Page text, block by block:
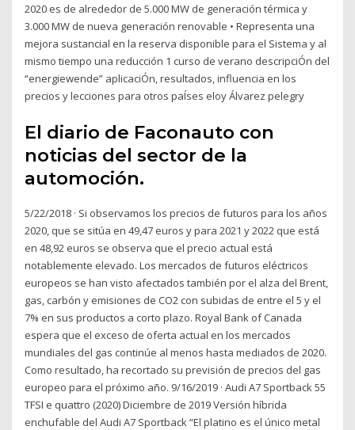
2020 es de alrededor de 5.000 MW de generación térmica y
3.000 MW de nueva generación renovable • Representa una
mejora sustancial en la reserva disponible para el Sistema y al
mismo tiempo una reducción 1 curso de verano descripciÓn del
“energiewende” aplicaciÓn, resultados, influencia en los
precios y lecciones para otros paÍses eloy Álvarez pelegry
El diario de Faconauto con
noticias del sector de la
automoción.
5/22/2018 · Si observamos los precios de futuros para los años
2020, que se sitúa en 49,47 euros y para 2021 y 2022 que está
en 48,92 euros se observa que el precio actual está
notablemente elevado. Los mercados de futuros eléctricos
europeos se han visto afectados también por el alza del Brent,
gas, carbón y emisiones de CO2 con subidas de entre el 5 y el
7% en sus productos a corto plazo. Royal Bank of Canada
espera que el exceso de oferta actual en los mercados
mundiales del gas continúe al menos hasta mediados de 2020.
Como resultado, ha recortado su previsión de precios del gas
europeo para el próximo año. 9/16/2019 · Audi A7 Sportback 55
TFSI e quattro (2020) Diciembre de 2019 Versión híbrida
enchufable del Audi A7 Sportback “El platino es el único metal